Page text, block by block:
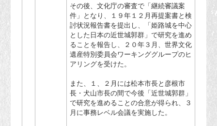
その後、文化庁の審査で「継続審議案
件」となり、１９年１２月再提案書と検
討状況報告書を提出し、「姫路城を中心
とした日本の近世城郭群」で研究を進め
ることを報告し、２０年３月、世界文化
遺産特別委員会ワーキンググループのヒ
アリングを受けた。
また、１、２月には松本市長と彦根市
長・犬山市長の間で今後「近世城郭群」
で研究を進めることの合意が得られ、３
月に事務レベル会議を実施した。